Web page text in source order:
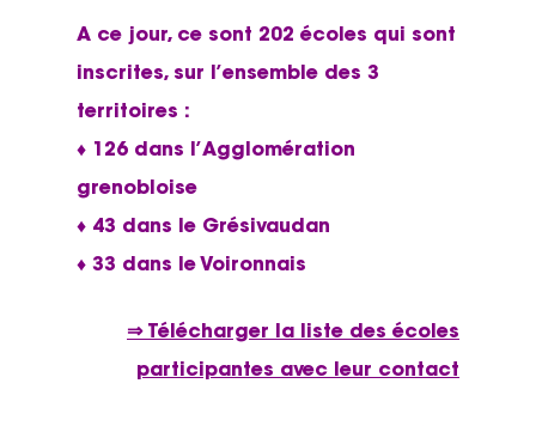
A ce jour, ce sont 202 écoles qui sont
inscrites, sur l’ensemble des 3
territoires :
♦ 126 dans l’Agglomération
grenobloise
♦ 43 dans le Grésivaudan
♦ 33 dans le Voironnais
⇒ Télécharger la liste des écoles
participantes avec leur contact